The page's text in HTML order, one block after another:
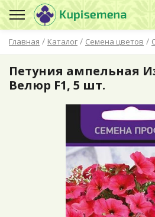
Главная / Каталог / Семена цветов /
Петуния ампельная
Велюр F1, 5 шт.